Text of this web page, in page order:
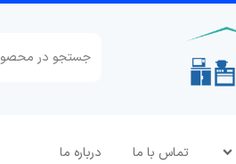
تماس با ما درباره ما